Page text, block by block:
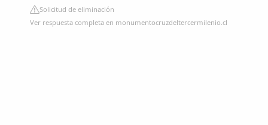
Solicitud de eliminación
Ver respuesta completa en monumentocruzdeltercermilenio.cl